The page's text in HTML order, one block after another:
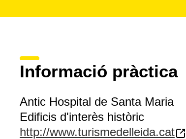
Informació pràctica
Antic Hospital de Santa Maria
Edificis d'interès històric
http://www.turismedelleida.cat